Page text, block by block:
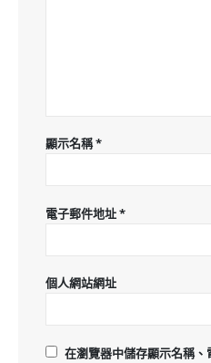
顯示名稱*
電子郵件地址*
個人網站網址
在瀏覽器中儲存顯示名稱